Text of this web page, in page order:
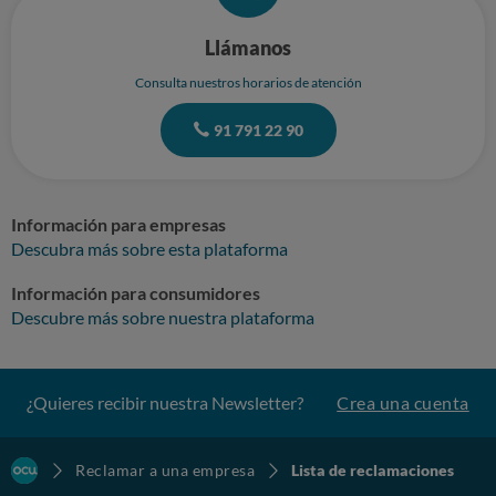
Llámanos
Consulta nuestros horarios de atención
91 791 22 90
Información para empresas
Descubra más sobre esta plataforma
Información para consumidores
Descubre más sobre nuestra plataforma
¿Quieres recibir nuestra Newsletter? Crea una cuenta
Reclamar a una empresa
Lista de reclamaciones